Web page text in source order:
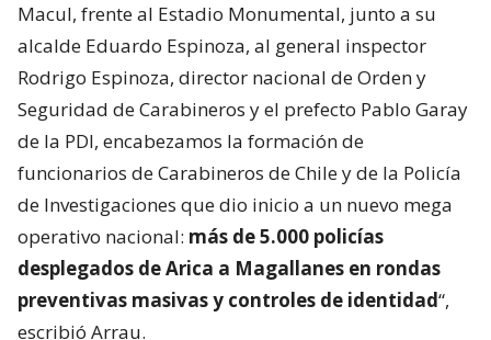
Macul, frente al Estadio Monumental, junto a su
alcalde Eduardo Espinoza, al general inspector
Rodrigo Espinoza, director nacional de Orden y
Seguridad de Carabineros y el prefecto Pablo Garay
de la PDI, encabezamos la formación de
funcionarios de Carabineros de Chile y de la Policía
de Investigaciones que dio inicio a un nuevo mega
operativo nacional: más de 5.000 policías
desplegados de Arica a Magallanes en rondas
preventivas masivas y controles de identidad“,
escribió Arrau.